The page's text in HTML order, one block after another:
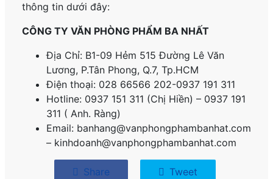
thông tin dưới đây:
CÔNG TY VĂN PHÒNG PHẨM BA NHẤT
Địa Chỉ: B1-09 Hẻm 515 Đường Lê Văn
Lương, P.Tân Phong, Q.7, Tp.HCM
Điện thoại: 028 66566 202-0937 191 311
Hotline: 0937 151 311 (Chị Hiền) – 0937 191
311 ( Anh. Ràng)
Email: banhang@vanphongphambanhat.com
– kinhdoanh@vanphongphambanhat.com
Share Tweet